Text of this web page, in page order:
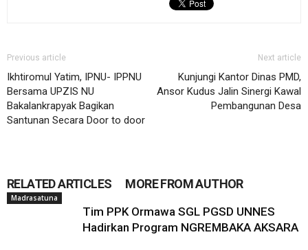
Previous article
Ikhtiromul Yatim, IPNU- IPPNU
Bersama UPZIS NU
Bakalankrapyak Bagikan
Santunan Secara Door to door
Next article
Kunjungi Kantor Dinas PMD,
Ansor Kudus Jalin Sinergi Kawal
Pembangunan Desa
RELATED ARTICLES MORE FROM AUTHOR
Madrasatuna
Tim PPK Ormawa SGL PGSD UNNES
Hadirkan Program NGREMBAKA AKSARA